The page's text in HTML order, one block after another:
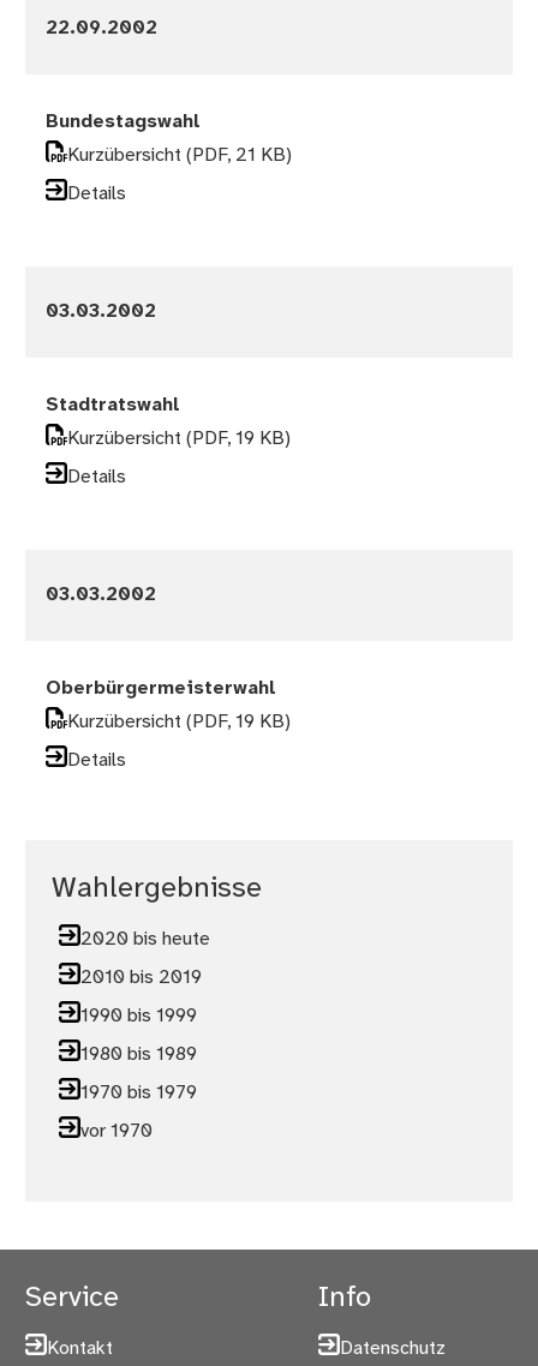
22.09.2002
Bundestagswahl
Kurzübersicht(PDF, 21 KB)
Details
03.03.2002
Stadtratswahl
Kurzübersicht(PDF, 19 KB)
Details
03.03.2002
Oberbürgermeisterwahl
Kurzübersicht(PDF, 19 KB)
Details
Wahlergebnisse
2020 bis heute
2010 bis 2019
1990 bis 1999
1980 bis 1989
1970 bis 1979
vor 1970
Service
Kontakt
Info
Datenschutz